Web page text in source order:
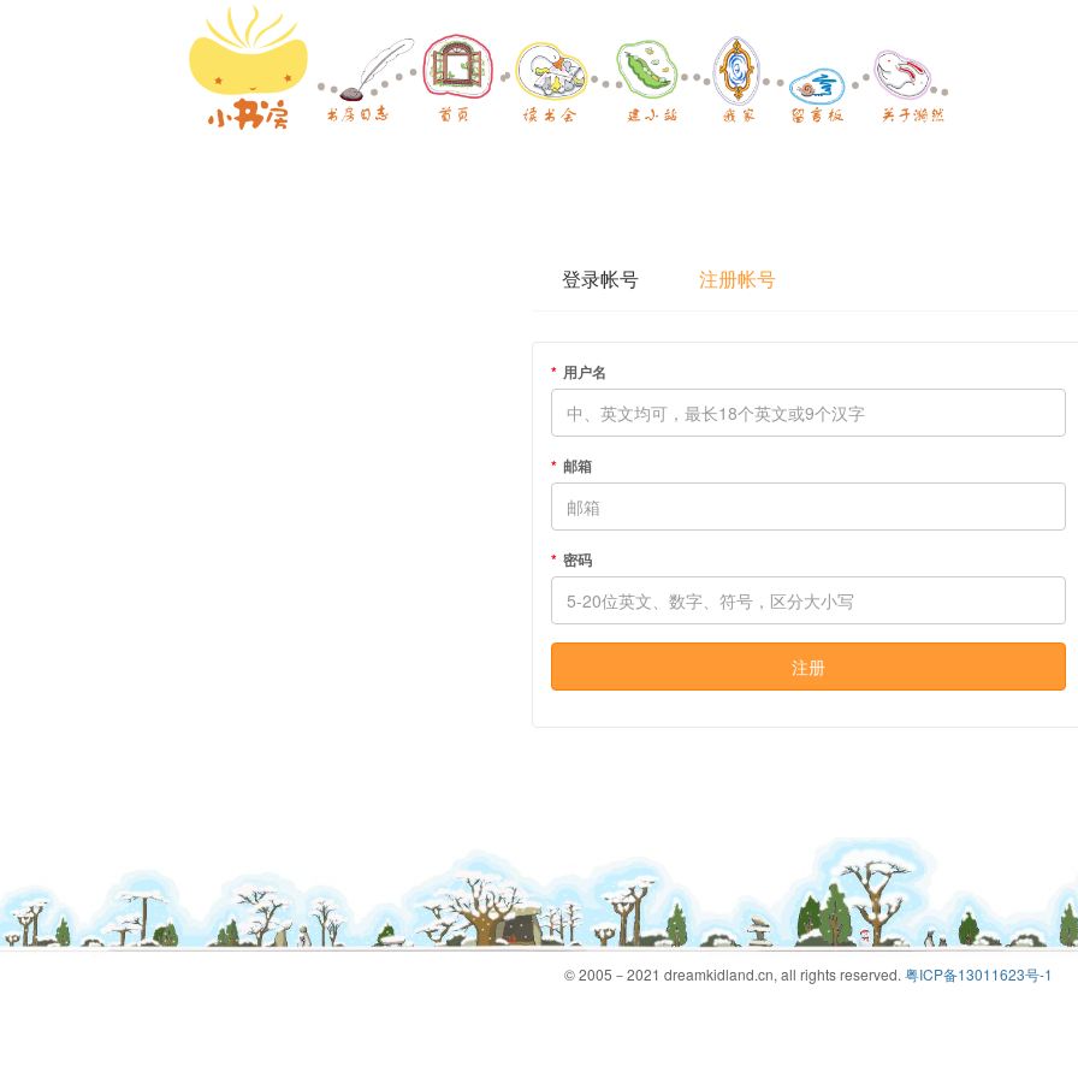
登录帐号 注册帐号
用户名
邮箱
密码
注册
© 2005－2021 dreamkidland.cn, all rights reserved. 粤ICP备13011623号-1